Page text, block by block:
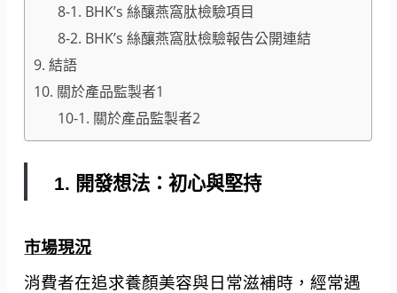
8-1. BHK’s 絲釀燕窩肽檢驗項目
8-2. BHK’s 絲釀燕窩肽檢驗報告公開連結
9. 結語
10. 關於產品監製者1
10-1. 關於產品監製者2
1. 開發想法：初心與堅持
市場現況
消費者在追求養顏美容與日常滋補時，經常遇